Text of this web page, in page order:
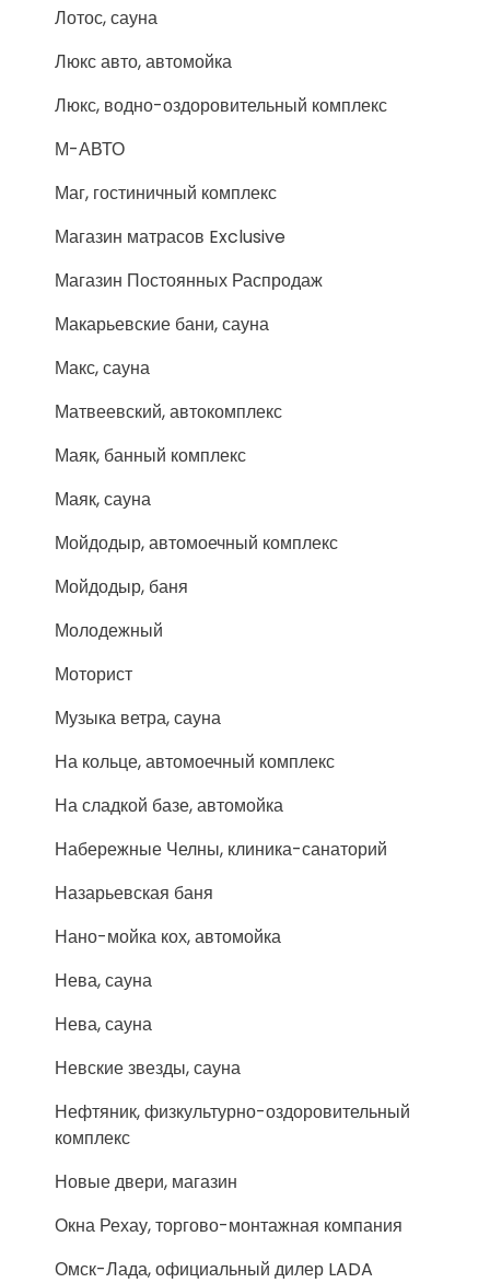
Лотос, сауна
Люкс авто, автомойка
Люкс, водно-оздоровительный комплекс
М-АВТО
Маг, гостиничный комплекс
Магазин матрасов Exclusive
Магазин Постоянных Распродаж
Макарьевские бани, сауна
Макс, сауна
Матвеевский, автокомплекс
Маяк, банный комплекс
Маяк, сауна
Мойдодыр, автомоечный комплекс
Мойдодыр, баня
Молодежный
Моторист
Музыка ветра, сауна
На кольце, автомоечный комплекс
На сладкой базе, автомойка
Набережные Челны, клиника-санаторий
Назарьевская баня
Нано-мойка кох, автомойка
Нева, сауна
Нева, сауна
Невские звезды, сауна
Нефтяник, физкультурно-оздоровительный
комплекс
Новые двери, магазин
Окна Рехау, торгово-монтажная компания
Омск-Лада, официальный дилер LADA